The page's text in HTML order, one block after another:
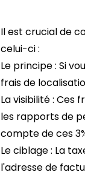
Il est crucial de
celui-ci :
Le principe : Si
frais de
La visibilité : Ces
les rapports de
compte de ces
Le ciblage : La
l'adresse de